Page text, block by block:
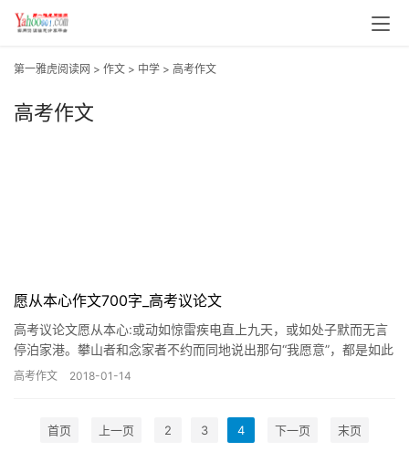
第一雅虎阅读网 > 作文 > 中学 > 高考作文
高考作文
愿从本心作文700字_高考议论文
高考议论文愿从本心:或动如惊雷疾电直上九天，或如处子默而无言
停泊家港。攀山者和念家者不约而同地说出那句“我愿意”，都是如此
坚定。何者？从其本心而已。在你我的本心中，
高考作文 2018-01-14
首页 上一页 2 3 4 下一页 末页